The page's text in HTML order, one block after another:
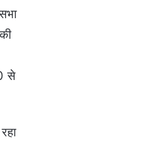
से